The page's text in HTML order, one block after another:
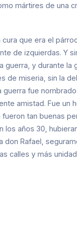
mártires de una
que era el
de izquierdas. Y
guerra, y durante
de miseria, sin la
guerra fue
amistad. Fue un
tan buenas
los años 30,
Rafael,
calles y más